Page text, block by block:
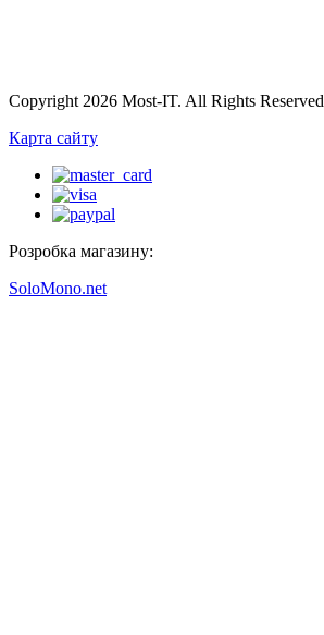
Copyright 2026 Most-IT. All Rights Reserved
Карта сайту
Розробка магазину:
SoloMono.net